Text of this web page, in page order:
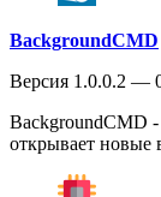
BackgroundCMD
Версия 1.0.0.2 —
BackgroundCMD -
открывает новые